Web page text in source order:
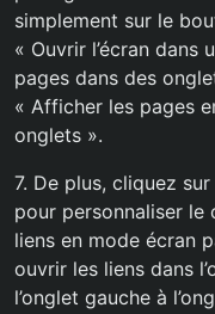
simplement sur le
« Ouvrir l’écran dans
pages dans des
« Afficher les pages
onglets ».
7. De plus, cliquez
pour personnaliser le
liens en mode écran
ouvrir les liens dans
l’onglet gauche à